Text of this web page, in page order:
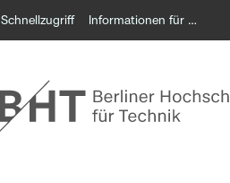
Schnellzugriff Informationen für …